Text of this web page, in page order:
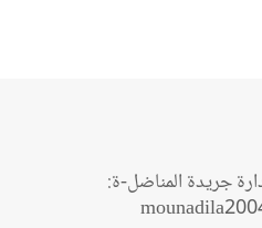
جريدة المناضل-ة: